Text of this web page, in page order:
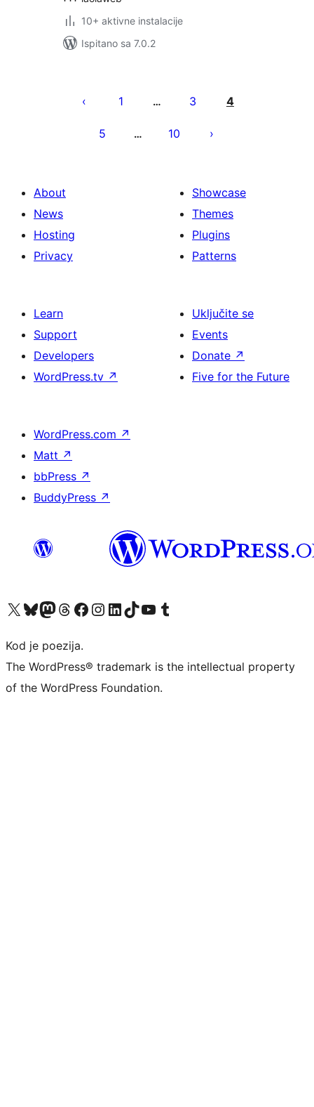
10+ aktivne instalacije
Ispitano sa 7.0.2
stranica
1 … 3 4
5 … 10
About
News
Hosting
Privacy
Showcase
Themes
Plugins
Patterns
Learn
Support
Developers
WordPress.tv ↗
Uključite se
Events
Donate ↗
Five for the Future
WordPress.com ↗
Matt ↗
bbPress ↗
BuddyPress ↗
Visit our X (formerly Twitter) account
Visit our Bluesky account
Visit our Mastodon account
Visit our Threads account
Visit our Facebook page
Visit our Instagram account
Visit our LinkedIn account
Visit our TikTok account
Visit our YouTube channel
Visit our Tumblr account
Kod je poezija.
The WordPress® trademark is the intellectual property
of the WordPress Foundation.